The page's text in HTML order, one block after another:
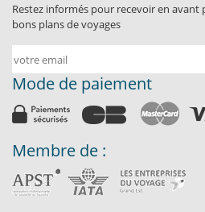
Restez informés pour recevoir en avant
bons plans de voyages
Mode de paiement
Membre de :